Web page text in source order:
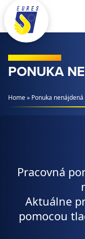
Prejsť na obsah
PONUKA
Home» Ponuka nenájdená
Pracovná
Aktuálne
pomocou